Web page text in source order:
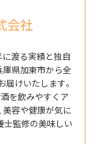
会社
渡る実績と独自
庫県加東市から全
届けいたします。
を飲みやすくア
美容や健康が気に
士監修の美味しい